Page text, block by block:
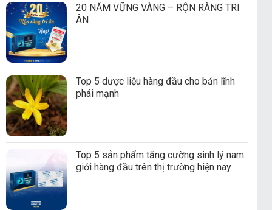
20 NĂM VỮNG VÀNG – RỘN RÀNG TRI
ÂN
Top 5 dược liệu hàng đầu cho bản lĩnh
phái mạnh
Top 5 sản phẩm tăng cường sinh lý nam
giới hàng đầu trên thị trường hiện nay